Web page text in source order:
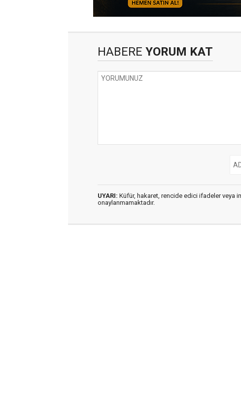
HABERE YORUM KAT
UYARI: Küfür, hakaret, rencide edici ifadeler veya
onaylanmamaktadır.